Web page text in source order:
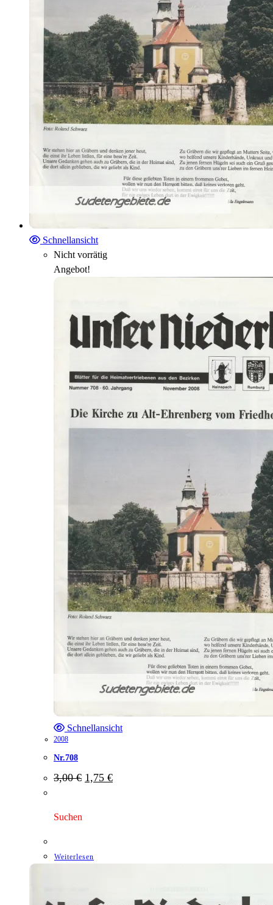
Schnellansicht
Nicht vorrätig
Angebot!
Schnellansicht
2008
Nr.708
3,00€ Ursprünglicher
Preis
1,75 €Aktueller
Suchen
Weiterlesen